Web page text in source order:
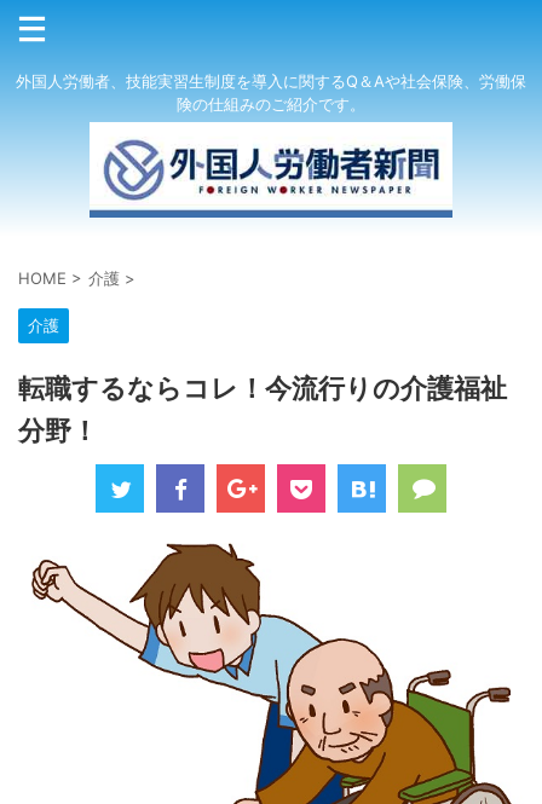
外国人労働者、技能実習生制度を導入に関するQ＆Aや社会保険、労働保
険の仕組みのご紹介です。
HOME > 介護 >
介護
転職するならコレ！今流行りの介護福祉
分野！